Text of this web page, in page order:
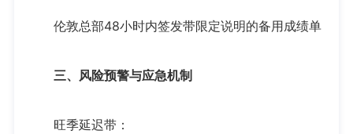
伦敦总部48小时内签发带限定说明的备用成绩单
三、风险预警与应急机制
旺季延迟带：